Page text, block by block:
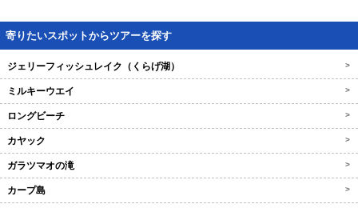
寄りたいスポットからツアーを探す
ジェリーフィッシュレイク（くらげ湖） >
ミルキーウエイ >
ロングビーチ >
カヤック >
ガラツマオの滝 >
カープ島 >